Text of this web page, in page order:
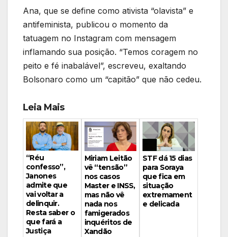
Ana, que se define como ativista “olavista” e
antifeminista, publicou o momento da
tatuagem no Instagram com mensagem
inflamando sua posição. “Temos coragem no
peito e fé inabalável”, escreveu, exaltando
Bolsonaro como um “capitão” que não cedeu.
Leia Mais
“Réu
confesso”,
Janones
admite que
vai voltar a
delinquir.
Resta saber o
que fará a
Justiça
Miriam Leitão
vê “tensão”
nos casos
Master e INSS,
mas não vê
nada nos
famigerados
inquéritos de
Xandão
STF dá 15 dias
para Soraya
que fica em
situação
extremament
e delicada